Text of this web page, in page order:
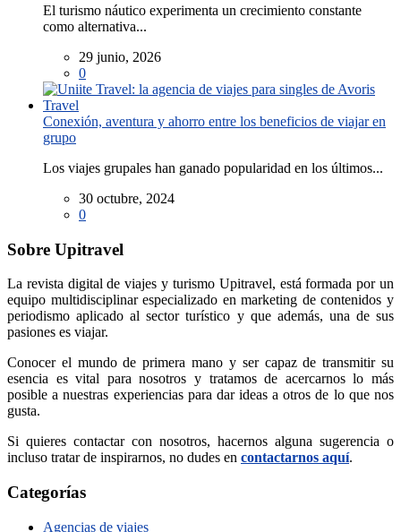
El turismo náutico experimenta un crecimiento constante
como alternativa...
29 junio, 2026
0
Conexión, aventura y ahorro entre los beneficios de viajar en
grupo
Los viajes grupales han ganado popularidad en los últimos...
30 octubre, 2024
0
Sobre Upitravel
La revista digital de viajes y turismo Upitravel, está formada por un
equipo multidisciplinar especializado en marketing de contenidos y
periodismo aplicado al sector turístico y que además, una de sus
pasiones es viajar.
Conocer el mundo de primera mano y ser capaz de transmitir su
esencia es vital para nosotros y tratamos de acercarnos lo más
posible a nuestras experiencias para dar ideas a otros de lo que nos
gusta.
Si quieres contactar con nosotros, hacernos alguna sugerencia o
incluso tratar de inspirarnos, no dudes en contactarnos aquí.
Categorías
Agencias de viajes